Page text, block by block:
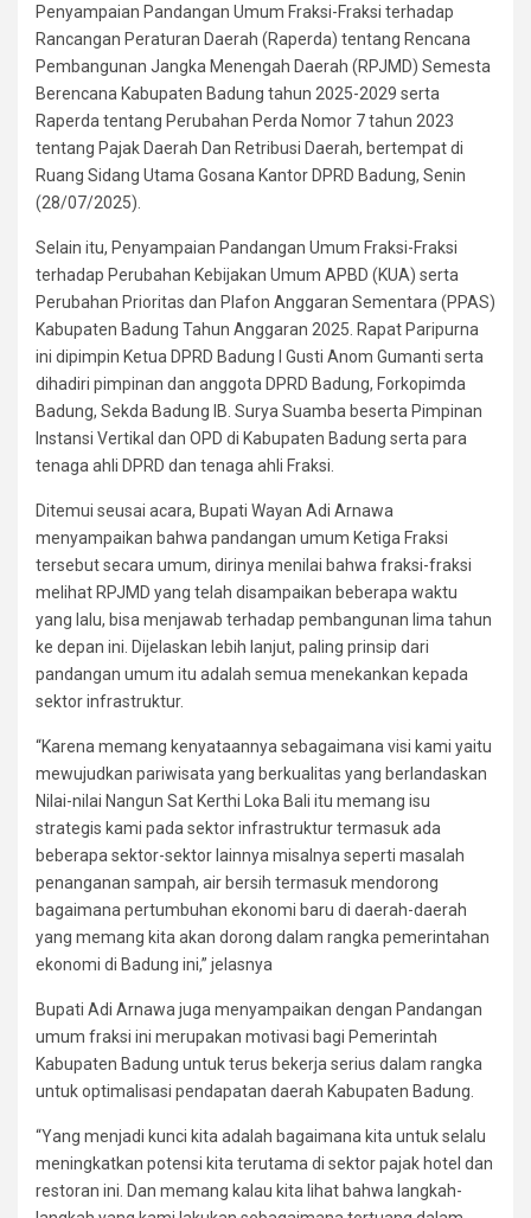
Penyampaian Pandangan Umum Fraksi-Fraksi terhadap
Rancangan Peraturan Daerah (Raperda) tentang Rencana
Pembangunan Jangka Menengah Daerah (RPJMD) Semesta
Berencana Kabupaten Badung tahun 2025-2029 serta
Raperda tentang Perubahan Perda Nomor 7 tahun 2023
tentang Pajak Daerah Dan Retribusi Daerah, bertempat di
Ruang Sidang Utama Gosana Kantor DPRD Badung, Senin
(28/07/2025).
Selain itu, Penyampaian Pandangan Umum Fraksi-Fraksi
terhadap Perubahan Kebijakan Umum APBD (KUA) serta
Perubahan Prioritas dan Plafon Anggaran Sementara (PPAS)
Kabupaten Badung Tahun Anggaran 2025. Rapat Paripurna
ini dipimpin Ketua DPRD Badung I Gusti Anom Gumanti serta
dihadiri pimpinan dan anggota DPRD Badung, Forkopimda
Badung, Sekda Badung IB. Surya Suamba beserta Pimpinan
Instansi Vertikal dan OPD di Kabupaten Badung serta para
tenaga ahli DPRD dan tenaga ahli Fraksi.
Ditemui seusai acara, Bupati Wayan Adi Arnawa
menyampaikan bahwa pandangan umum Ketiga Fraksi
tersebut secara umum, dirinya menilai bahwa fraksi-fraksi
melihat RPJMD yang telah disampaikan beberapa waktu
yang lalu, bisa menjawab terhadap pembangunan lima tahun
ke depan ini. Dijelaskan lebih lanjut, paling prinsip dari
pandangan umum itu adalah semua menekankan kepada
sektor infrastruktur.
“Karena memang kenyataannya sebagaimana visi kami yaitu
mewujudkan pariwisata yang berkualitas yang berlandaskan
Nilai-nilai Nangun Sat Kerthi Loka Bali itu memang isu
strategis kami pada sektor infrastruktur termasuk ada
beberapa sektor-sektor lainnya misalnya seperti masalah
penanganan sampah, air bersih termasuk mendorong
bagaimana pertumbuhan ekonomi baru di daerah-daerah
yang memang kita akan dorong dalam rangka pemerintahan
ekonomi di Badung ini,” jelasnya
Bupati Adi Arnawa juga menyampaikan dengan Pandangan
umum fraksi ini merupakan motivasi bagi Pemerintah
Kabupaten Badung untuk terus bekerja serius dalam rangka
untuk optimalisasi pendapatan daerah Kabupaten Badung.
“Yang menjadi kunci kita adalah bagaimana kita untuk selalu
meningkatkan potensi kita terutama di sektor pajak hotel dan
restoran ini. Dan memang kalau kita lihat bahwa langkah-